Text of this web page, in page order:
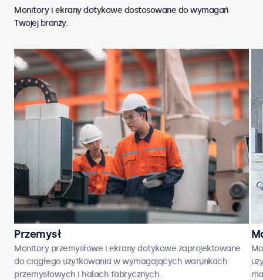
Monitory i ekrany dotykowe dostosowane do wymagań
Twojej branży.
Przemysł
Monitory przemysłowe i ekrany dotykowe zaprojektowane
do ciągłego użytkowania w wymagających warunkach
przemysłowych i halach fabrycznych.